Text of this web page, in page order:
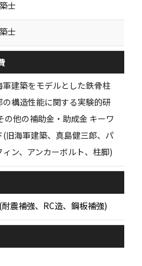
士
士
軍建築をモデルとした鉄骨柱
の構造性能に関する実験的研
の他の補助金・助成金 キーワ
(旧海軍建築、真島健三郎、パ
ィン、アンカーボルト、柱脚)
震補強、RC造、鋼板補強)